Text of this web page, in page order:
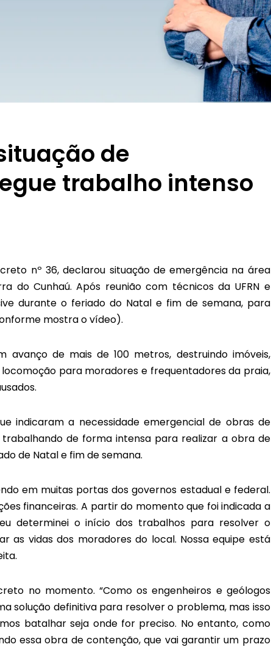
de
trabalho intenso
nº 36, declarou situação de emergência na área
do Cunhaú. Após reunião com técnicos da UFRN e
durante o feriado do Natal e fim de semana, para
mostra o vídeo).
de mais de 100 metros, destruindo imóveis,
para moradores e frequentadores da praia,
indicaram a necessidade emergencial de obras de
de forma intensa para realizar a obra de
de Natal e fim de semana.
em muitas portas dos governos estadual e federal.
financeiras. A partir do momento que foi indicada a
determinei o início dos trabalhos para resolver o
as vidas dos moradores do local. Nossa equipe está
no momento. “Como os engenheiros e geólogos
solução definitiva para resolver o problema, mas isso
batalhar seja onde for preciso. No entanto, como
essa obra de contenção, que vai garantir um prazo